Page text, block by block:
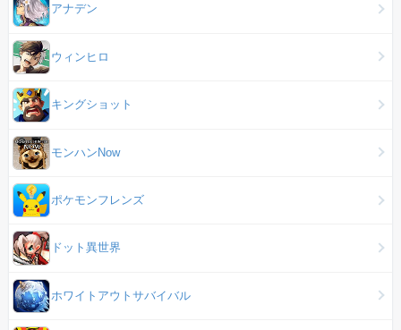
アナデン
ウィンヒロ
キングショット
モンハンNow
ポケモンフレンズ
ドット異世界
ホワイトアウトサバイバル